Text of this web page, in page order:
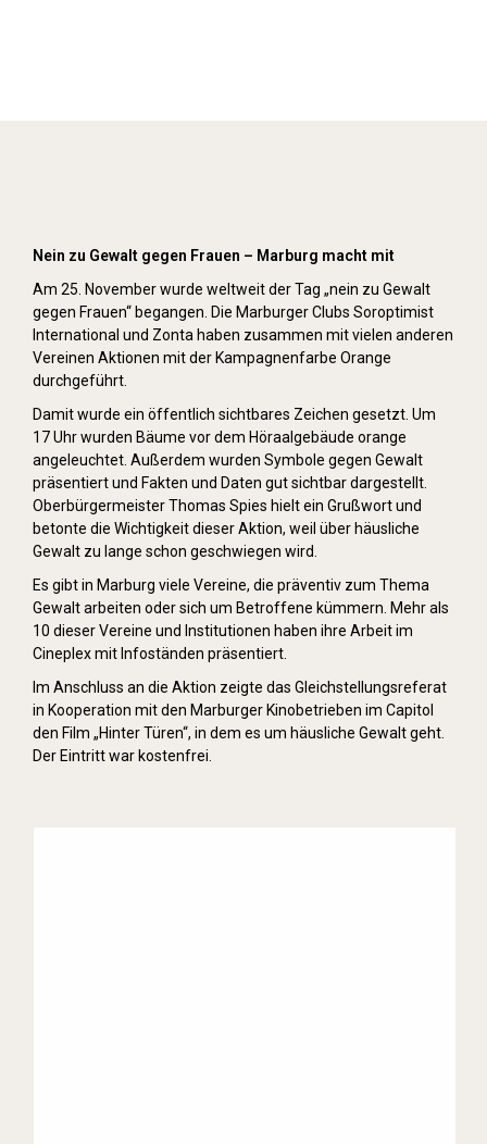
Nein zu Gewalt gegen Frauen – Marburg macht mit
Am 25. November wurde weltweit der Tag „nein zu Gewalt
gegen Frauen“ begangen. Die Marburger Clubs Soroptimist
International und Zonta haben zusammen mit vielen anderen
Vereinen Aktionen mit der Kampagnenfarbe Orange
durchgeführt.
Damit wurde ein öffentlich sichtbares Zeichen gesetzt. Um
17 Uhr wurden Bäume vor dem Höraalgebäude orange
angeleuchtet. Außerdem wurden Symbole gegen Gewalt
präsentiert und Fakten und Daten gut sichtbar dargestellt.
Oberbürgermeister Thomas Spies hielt ein Grußwort und
betonte die Wichtigkeit dieser Aktion, weil über häusliche
Gewalt zu lange schon geschwiegen wird.
Es gibt in Marburg viele Vereine, die präventiv zum Thema
Gewalt arbeiten oder sich um Betroffene kümmern. Mehr als
10 dieser Vereine und Institutionen haben ihre Arbeit im
Cineplex mit Infoständen präsentiert.
Im Anschluss an die Aktion zeigte das Gleichstellungsreferat
in Kooperation mit den Marburger Kinobetrieben im Capitol
den Film „Hinter Türen“, in dem es um häusliche Gewalt geht.
Der Eintritt war kostenfrei.